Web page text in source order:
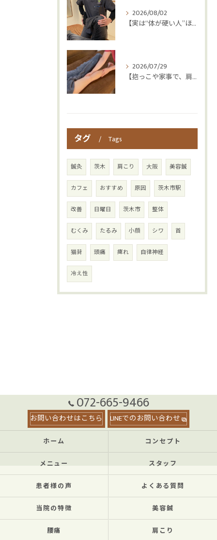
2026/08/02
【実は“体が硬い人”ほど疲れやすい😳】
2026/07/29
【抱っこや家事で、肩・腰つらくなっていませんか？👶💦】
タグ Tags
鍼灸 茨木 肩こり 大阪 美容鍼
カフェ おすすめ 原因 茨木市駅
改善 日曜日 茨木市 整体
むくみ たるみ 小顔 シワ 首
猫背 頭痛 痺れ 自律神経
冷え性
072-665-9466
お問い合わせはこちら LINEでのお問い合わせ
ホーム コンセプト
メニュー スタッフ
患者様の声 よくある質問
当院の特徴 美容鍼
腰痛 肩こり